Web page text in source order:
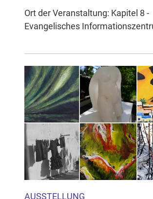
Ort der Veranstaltung: Kapitel 8 -
Evangelisches
AUSSTELLUNG